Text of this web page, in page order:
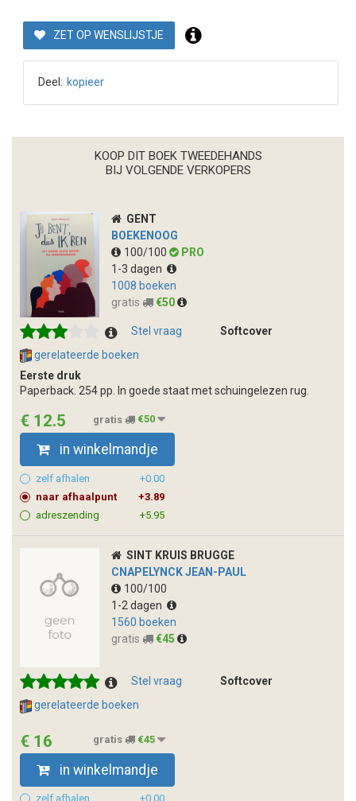
ZET OP WENSLIJSTJE
Deel: kopieer
KOOP DIT BOEK TWEEDEHANDS
BIJ VOLGENDE VERKOPERS
GENT
BOEKENOOG
100/100
PRO
1-3 dagen
1008 boeken
gratis
€50
Stel vraag
Softcover
gerelateerde boeken
Eerste druk
Paperback. 254 pp. In goede staat met schuingelezen rug.
€ 12.5 gratis €50
in winkelmandje
zelf afhalen
+0.00
naar afhaalpunt
+3.89
adreszending
+5.95
SINT KRUIS BRUGGE
CNAPELYNCK JEAN-PAUL
100/100
1-2 dagen
1560 boeken
gratis
€45
Stel vraag
Softcover
gerelateerde boeken
€ 16 gratis €45
in winkelmandje
zelf afhalen +0.00